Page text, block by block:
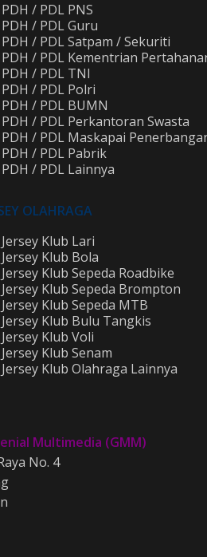
/ PDL PNS
/ PDL Guru
/ PDL Satpam / Sekuriti
/ PDL Kementrian
/ PDL TNI
/ PDL Polri
/ PDL BUMN
/ PDL Perkantoran Swasta
/ PDL Maskapai
/ PDL Pabrik
/ PDL Lainnya
OLAHRAGA
Klub Lari
Klub Bola
Klub Sepeda Roadbike
Klub Sepeda Brompton
Klub Sepeda MTB
Klub Bulu Tangkis
Klub Voli
Klub Senam
Klub Olahraga Lainnya
Multimedia (GMM)
No. 4